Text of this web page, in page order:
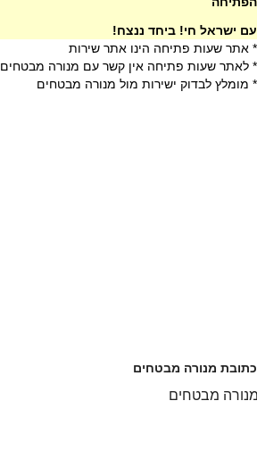
עם ישראל חי! ביחד ננצח!
* אתר שעות פתיחה הינו אתר שירות
* לאתר שעות פתיחה אין קשר עם מנורה מבטחים
* מומלץ לבדוק ישירות מול מנורה מבטחים
כתובת מנורה מבטחים
מבטחים